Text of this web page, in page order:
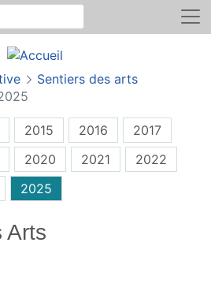
site
Sentiers des arts
2015 2016
2017
2020 2021
2022
2025
Arts